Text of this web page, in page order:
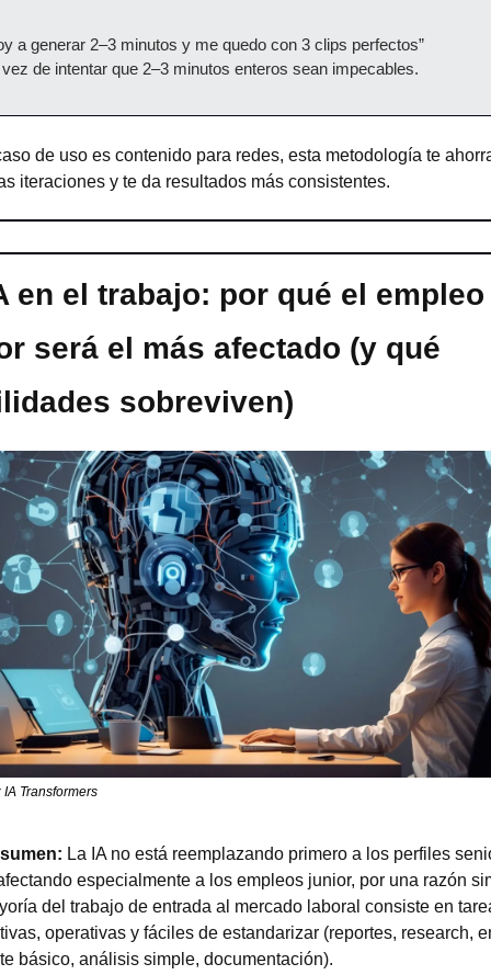
a generar 2–3 minutos y me quedo con 3 clips perfectos”
de intentar que 2–3 minutos enteros sean impecables.
de uso es contenido para redes, esta metodología te
iteraciones y te da resultados más consistentes.
en el trabajo: por qué el empleo
será el más afectado (y qué
sobreviven)
IA Transformers
La IA no está reemplazando primero a los perfiles
especialmente a los empleos junior, por una razón
del trabajo de entrada al mercado laboral consiste en
operativas y fáciles de estandarizar (reportes, research,
básico, análisis simple, documentación).